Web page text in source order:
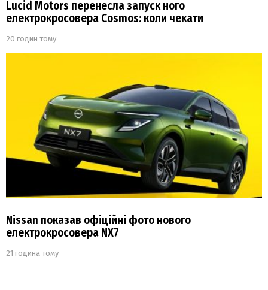
Lucid Motors перенесла запуск ного
електрокросовера Cosmos: коли чекати
20 годин тому
Nissan показав офіційні фото нового
електрокросовера NX7
21 година тому